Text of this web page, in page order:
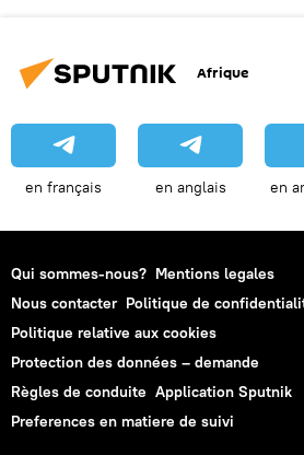
Afrique
en français en anglais en
Qui sommes-nous? Mentions legales
Nous contacter Politique de
Politique relative aux cookies
Protection des données – demande
Règles de conduite Application Sputnik
Preferences en matiere de suivi